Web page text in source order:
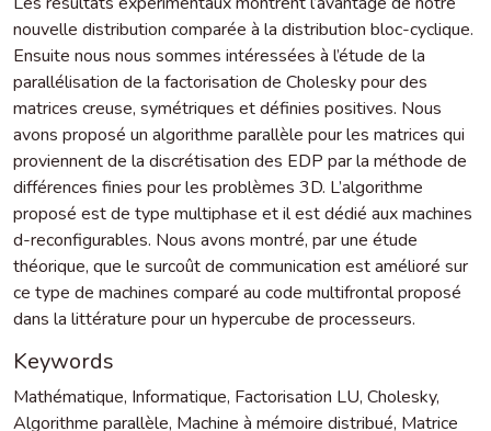
nouvelle distribution comparée à la distribution bloc-cyclique.
Ensuite nous nous sommes intéressées à l’étude de la
parallélisation de la factorisation de Cholesky pour des
matrices creuse, symétriques et définies positives. Nous
avons proposé un algorithme parallèle pour les matrices qui
proviennent de la discrétisation des EDP par la méthode de
différences finies pour les problèmes 3D. L’algorithme
proposé est de type multiphase et il est dédié aux machines
d-reconfigurables. Nous avons montré, par une étude
théorique, que le surcoût de communication est amélioré sur
ce type de machines comparé au code multifrontal proposé
dans la littérature pour un hypercube de processeurs.
Keywords
Mathématique, Informatique, Factorisation LU, Cholesky,
Algorithme parallèle, Machine à mémoire distribué, Matrice